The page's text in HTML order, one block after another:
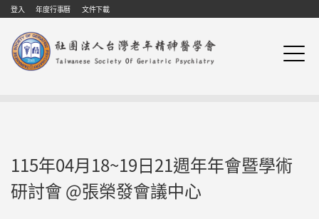
Skip to navigation
移至主內容
登入 年度行事曆 文件下載
115年04月18~19日21週年年會暨學術
研討會 @張榮發會議中心